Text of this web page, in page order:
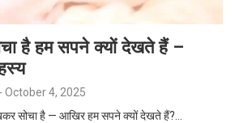
है हम सपने क्यों देखते हैं –
- October 4, 2025
सोचा है — आखिर हम सपने क्यों देखते हैं?…
k